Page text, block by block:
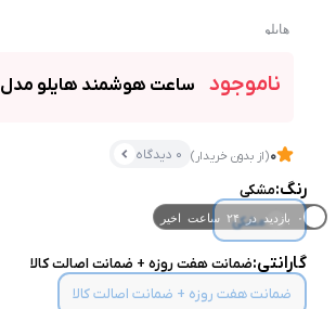
۰ خریدار در ۱ ماه اخیر
هایلو
ناموجود ساعت هوشمند هایلو مدل Haylou LS02 GLOBAL
0(از بدون خریدار) 0 دیدگاه
رنگ:مشکی
مشکی
گارانتی:ضمانت هفت روزه + ضمانت اصالت کالا
ضمانت هفت روزه + ضمانت اصالت کالا